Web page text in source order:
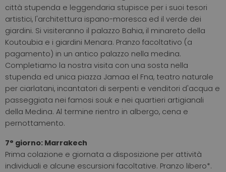
città stupenda e leggendaria stupisce per i suoi tesori
artistici, l'architettura ispano-moresca ed il verde dei
giardini. Si visiteranno il palazzo Bahia, il minareto della
Koutoubia e i giardini Menara. Pranzo facoltativo (a
pagamento) in un antico palazzo nella medina.
Completiamo la nostra visita con una sosta nella
stupenda ed unica piazza Jamaa el Fna, teatro naturale
per ciarlatani, incantatori di serpenti e venditori d'acqua e
passeggiata nei famosi souk e nei quartieri artigianali
della Medina. Al termine rientro in albergo, cena e
pernottamento.
7° giorno: Marrakech
Prima colazione e giornata a disposizione per attività
individuali e alcune escursioni facoltative. Pranzo libero*.